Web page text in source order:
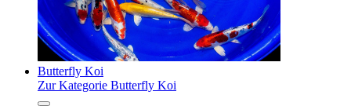
Butterfly Koi
Zur Kategorie Butterfly Koi